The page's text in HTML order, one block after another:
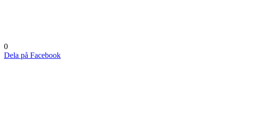
0
Dela på Facebook